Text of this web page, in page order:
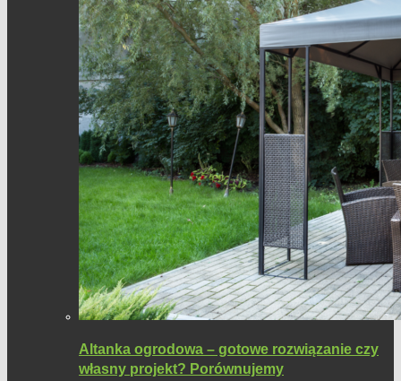
Altanka ogrodowa – gotowe rozwiązanie czy
własny projekt? Porównujemy